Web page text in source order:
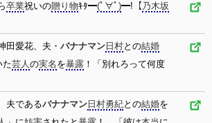
卒業祝いの贈り物ｷﾀ━(ﾟ∀ﾟ)━!【 乃木坂
田愛花、夫・ バナナマン 日村との結婚
た芸人の実名 を暴露 ！「別れろって何度
夫であるバナナマン 日村勇紀との結婚を